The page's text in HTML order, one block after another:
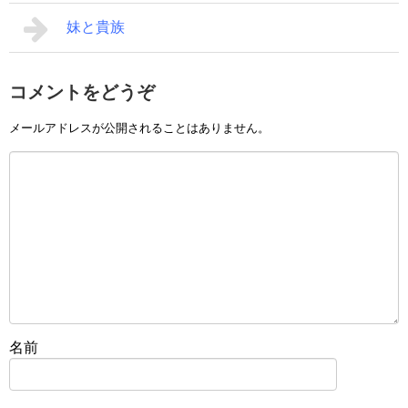
妹と貴族
コメントをどうぞ
メールアドレスが公開されることはありません。
名前